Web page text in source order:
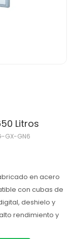
Litros
GX-GN6
en acero
con cubas de
deshielo y
rendimiento y